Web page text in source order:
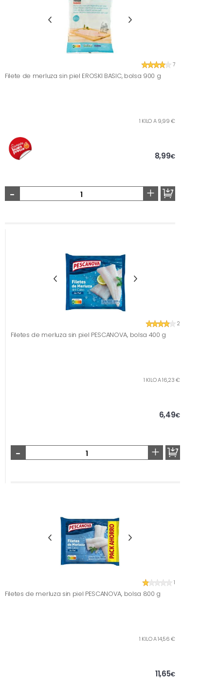
7
Filete de merluza sin piel EROSKI BASIC, bolsa 900 g
1 KILO A 9,99 €
8,99€
- +
2
Filetes de merluza sin piel PESCANOVA, bolsa 400 g
1 KILO A 16,23 €
6,49€
- +
1
Filetes de merluza sin piel PESCANOVA, bolsa 800 g
1 KILO A 14,56 €
11,65€